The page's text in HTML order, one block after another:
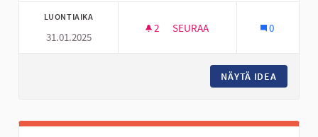
LUONTIAIKA
31.01.2025
2 2 SEURAAJAA
SEURAA 0
NÄYTÄ IDEA